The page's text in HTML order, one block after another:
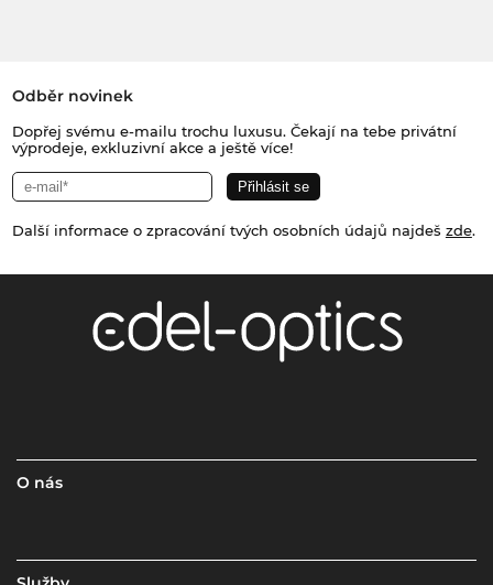
Odběr novinek
Dopřej svému e-mailu trochu luxusu. Čekají na tebe privátní
výprodeje, exkluzivní akce a ještě více!
Další informace o zpracování tvých osobních údajů najdeš zde.
O nás